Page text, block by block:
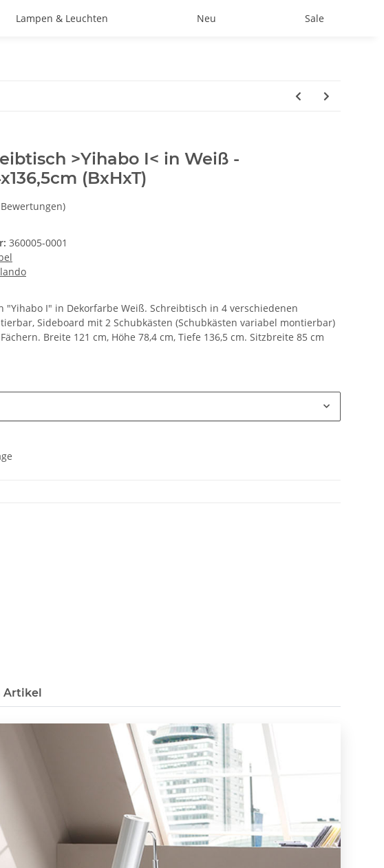
Lampen & Leuchten Neu Sale
>Yihabo I< in Weiß -
(BxHxT)
360005-0001
"Yihabo I" in Dekorfarbe Weiß. Schreibtisch in 4 verschiedenen
Sideboard mit 2 Schubkästen (Schubkästen variabel montierbar)
Breite 121 cm, Höhe 78,4 cm, Tiefe 136,5 cm. Sitzbreite 85 cm
Artikel